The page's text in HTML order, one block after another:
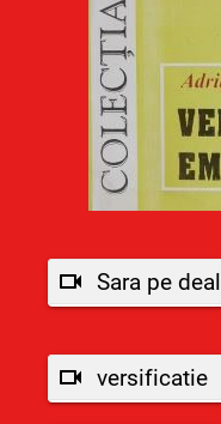
Sara pe deal
00:00
versificatie
00:00